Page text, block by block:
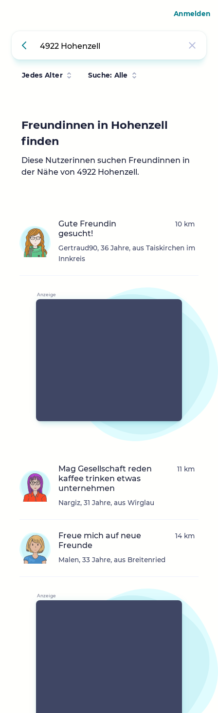
Jedes Alter Suche: Alle
Freundinnen in Hohenzell
finden
Diese Nutzerinnen suchen Freundinnen in
der Nähe von 4922 Hohenzell.
Gute Freundin
gesucht!
Gertraud90, 36 Jahre, aus Taiskirchen im
Innkreis
10 km
Mag Gesellschaft reden
kaffee trinken etwas
unternehmen
Nargiz, 31 Jahre, aus Wirglau
11 km
Freue mich auf neue
Freunde
Malen, 33 Jahre, aus Breitenried
14 km
Anmelden